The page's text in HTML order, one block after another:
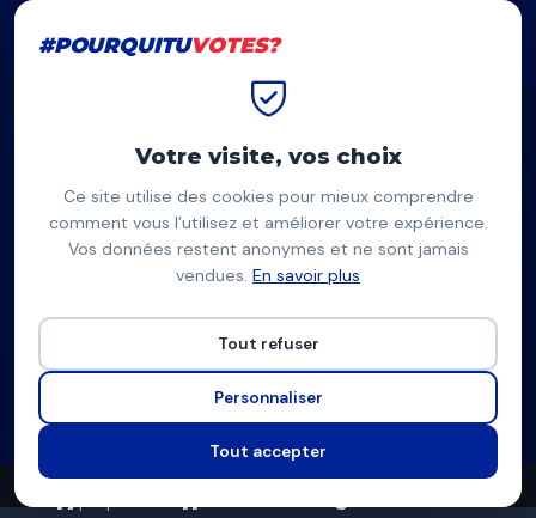
#POURQUITUVOTES?
CS
Cédric Van Styvendael
Villeurbanne
Liste d'union à gauche
17 11 6
#POURQUITUVOTES?
Votre visite, vos choix
Ce site utilise des cookies pour mieux comprendre
comment vous l’utilisez et améliorer votre expérience.
Vos données restent anonymes et ne sont jamais
vendues. En savoir plus
Tout refuser
Personnaliser
Tout accepter